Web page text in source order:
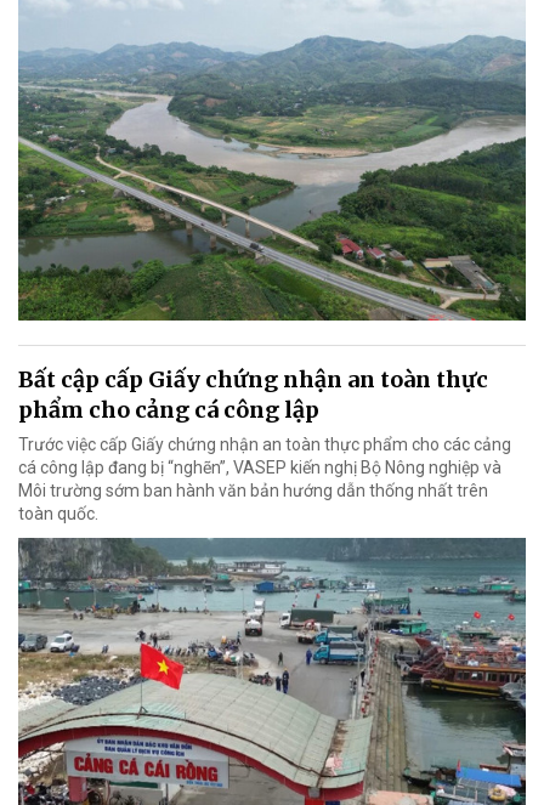
Bất cập cấp Giấy chứng nhận an toàn thực
phẩm cho cảng cá công lập
Trước việc cấp Giấy chứng nhận an toàn thực phẩm cho các cảng
cá công lập đang bị “nghẽn”, VASEP kiến nghị Bộ Nông nghiệp và
Môi trường sớm ban hành văn bản hướng dẫn thống nhất trên
toàn quốc.